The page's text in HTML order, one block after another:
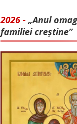
2026 - „Anul
familiei creștine”